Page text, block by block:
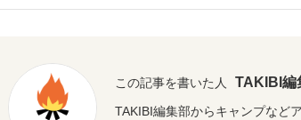
この記事を書いた人 TAKIBI編
TAKIBI編集部からキャンプなど